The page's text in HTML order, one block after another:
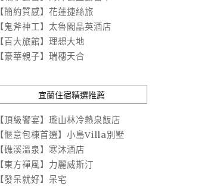
【簡約質感】花蓮捷絲旅
【鬼斧神工】太魯閣晶英酒店
【百大旅館】理想大地
【豪華親子】瑞穗天合
宜蘭住宿精選推薦
【頂級饗宴】瓏山林冷熱泉飯店
【愜意包棟首選】小島Villa別墅
【礁溪溫泉】寒沐酒店
【東方禪風】力麗威斯汀
【發呆就好】呆宅